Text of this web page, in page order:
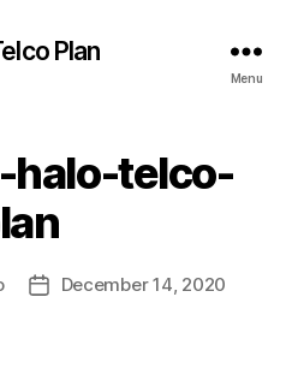
Plan
Menu
halo-telco-
PostDecember 14, 2020